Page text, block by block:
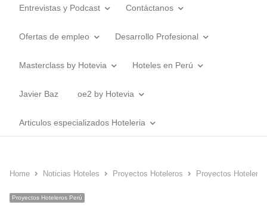
Entrevistas y Podcast Contáctanos
Ofertas de empleo Desarrollo Profesional
Masterclass by Hotevia Hoteles en Perú
Javier Baz oe2 by Hotevia
Articulos especializados Hoteleria
Home Noticias Hoteles Proyectos Hoteleros Proyectos
Proyectos Hoteleros Perú